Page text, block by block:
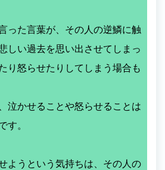
った言葉が、その人の逆鱗に触
しい過去を思い出させてしまっ
り怒らせたりしてしまう場合も
泣かせることや怒らせることは
す。
ようという気持ちは、その人の